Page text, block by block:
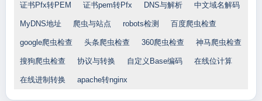
证书Pfx转PEM 证书pem转Pfx DNS与解析 中文域名解码
MyDNS地址 爬虫与站点 robots检测 百度爬虫检查
google爬虫检查 头条爬虫检查 360爬虫检查 神马爬虫检查
搜狗爬虫检查 协议与转换 自定义Base编码 在线位计算
在线进制转换 apache转nginx